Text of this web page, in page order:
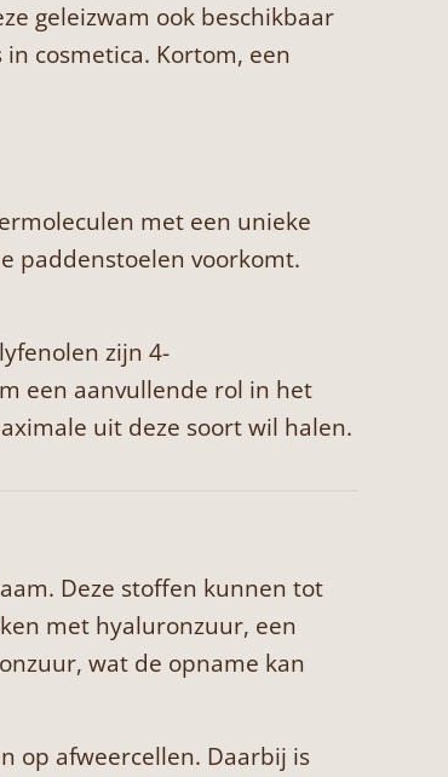
geleizwam ook beschikbaar
cosmetica. Kortom, een
met een unieke
paddenstoelen voorkomt.
zijn 4-
een aanvullende rol in het
uit deze soort wil halen.
Deze stoffen kunnen tot
met hyaluronzuur, een
wat de opname kan
op afweercellen. Daarbij is